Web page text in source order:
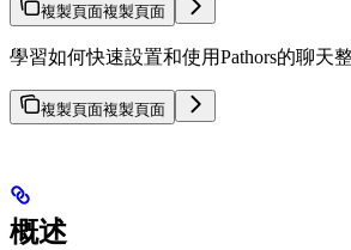
複製頁面複製頁面
學習如何快速設置和使用Pathors的聊天
複製頁面複製頁面
概述